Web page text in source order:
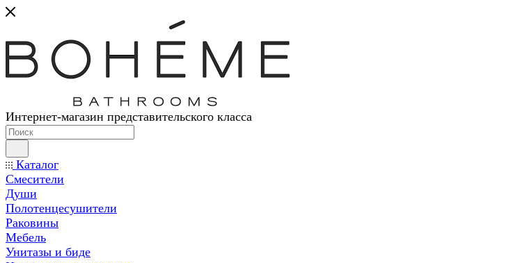
Интернет-магазин представительского класса
Каталог
Смесители
Души
Полотенцесушители
Раковины
Мебель
Унитазы и биде